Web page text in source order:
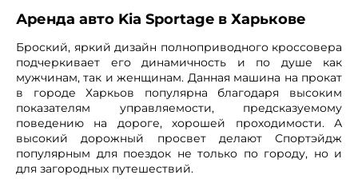
Аренда авто Kia Sportage в Харькове
Броский, яркий дизайн полноприводного кроссовера
подчеркивает его динамичность и по душе как
мужчинам, так и женщинам. Данная машина на прокат
в городе Харкьов популярна благодаря высоким
показателям управляемости, предсказуемому
поведению на дороге, хорошей проходимости. А
высокий дорожный просвет делают Спортэйдж
популярным для поездок не только по городу, но и
для загородных путешествий.